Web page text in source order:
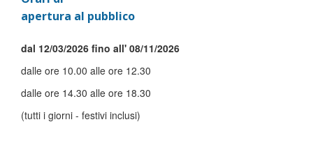
apertura al pubblico
dal 12/03/2026 fino all' 08/11/2026
dalle ore 10.00 alle ore 12.30
dalle ore 14.30 alle ore 18.30
(tutti i giorni - festivi inclusi)